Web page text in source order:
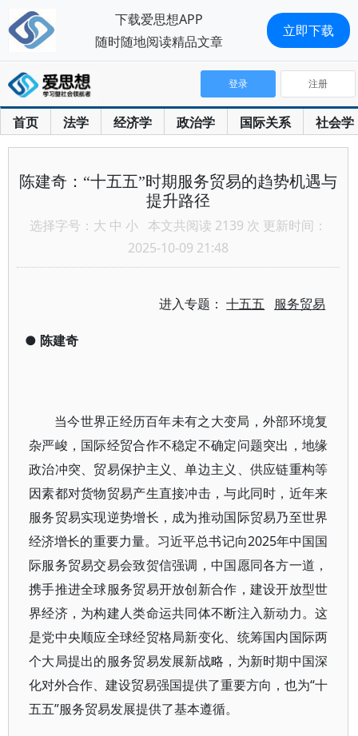
首页 法学 经济学 政治学 国际关系 社会学
登录 注册
陈建奇：“十五五”时期服务贸易的趋势机遇与
提升路径
选择字号： 大 中 小 本文共阅读 2139 次 更新时间：
2025-10-09 21:48
进入专题：十五五 服务贸易
● 陈建奇
当今世界正经历百年未有之大变局，外部环境复
杂严峻，国际经贸合作不稳定不确定问题突出，地缘
政治冲突、贸易保护主义、单边主义、供应链重构等
因素都对货物贸易产生直接冲击，与此同时，近年来
服务贸易实现逆势增长，成为推动国际贸易乃至世界
经济增长的重要力量。习近平总书记向2025年中国国
际服务贸易交易会致贺信强调，中国愿同各方一道，
携手推进全球服务贸易开放创新合作，建设开放型世
界经济，为构建人类命运共同体不断注入新动力。这
是党中央顺应全球经贸格局新变化、统筹国内国际两
个大局提出的服务贸易发展新战略，为新时期中国深
化对外合作、建设贸易强国提供了重要方向，也为“十
五五”服务贸易发展提供了基本遵循。
下载爱思想APP
随时随地阅读精品文章
立即下载